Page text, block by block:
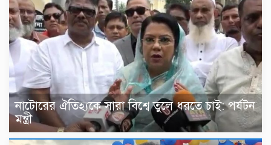
নাটোরের ঐতিহ্যকে সারা বিশ্বে তুলে ধরতে চাই: পর্যটন
মন্ত্রী